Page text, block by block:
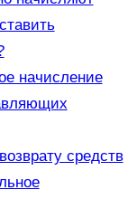
начисление
средств